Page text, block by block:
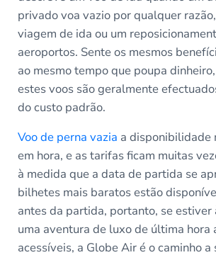
privado voa vazio por qualquer
viagem de ida ou um
aeroportos. Sente os mesmos
ao mesmo tempo que poupa
estes voos são geralmente
do custo padrão.
Voo de perna vazia a disponibilidade
em hora, e as tarifas ficam muitas
à medida que a data de partida se
bilhetes mais baratos estão
antes da partida, portanto, se estiver
uma aventura de luxo de última hora
acessíveis, a Globe Air é o caminho a